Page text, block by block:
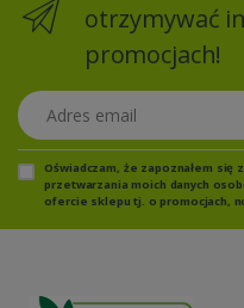
otrzymywać
promocjach!
Adres email
Oświadczam, że zapoznałem się z
przetwarzania moich danych
ofercie sklepu tj. o promocjach,